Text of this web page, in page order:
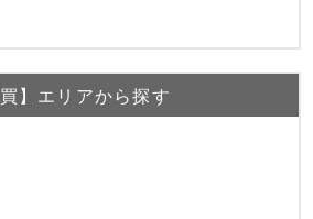
買】エリアから探す